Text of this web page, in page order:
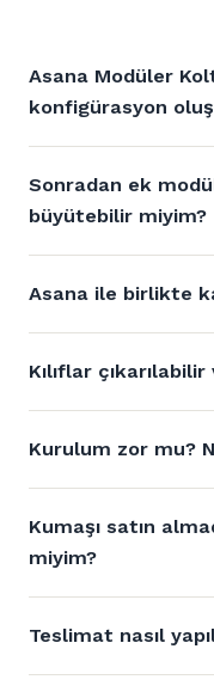
Asana Modüler
konfigürasyon
Sonradan ek
büyütebilir miyim?
Asana ile birlikte
Kılıflar
Kurulum zor mu?
Kumaşı satın
miyim?
Teslimat nasıl